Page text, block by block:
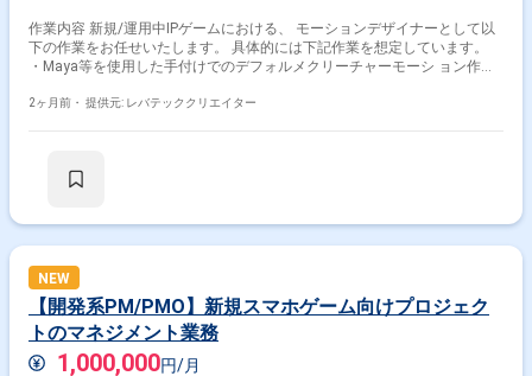
作業内容 新規/運用中IPゲームにおける、 モーションデザイナーとして以
下の作業をお任せいたします。 具体的には下記作業を想定しています。
・Maya等を使用した手付けでのデフォルメクリーチャーモーシ ョン作成
の鳥、魚など人型以外のモーション作成 ・鳥、魚など人型以外のモーショ
2ヶ月前・ 提供元: レバテッククリエイター
NEW
【開発系PM/PMO】新規スマホゲーム向けプロジェク
トのマネジメント業務
1,000,000円/月